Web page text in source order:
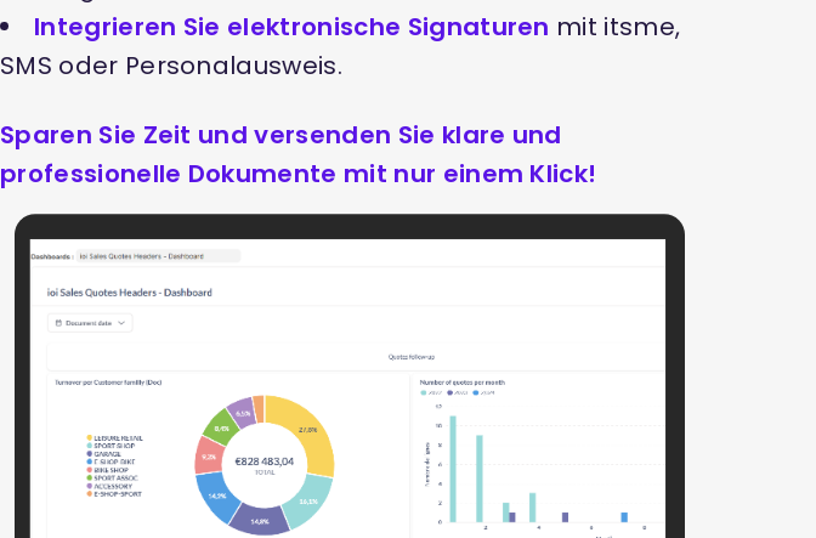
Integrieren Sie elektronische Signaturen mit itsme,
SMS oder Personalausweis.
Sparen Sie Zeit und versenden Sie klare und
professionelle Dokumente mit nur einem Klick!